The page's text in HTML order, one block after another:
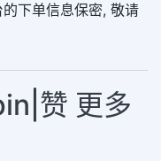
下单信息保密, 敬请
赞 更多